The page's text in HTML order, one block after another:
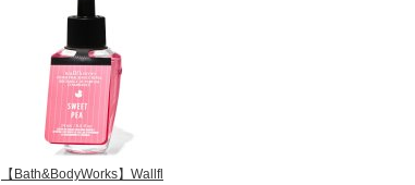
【Bath&BodyWorks】Wallfl